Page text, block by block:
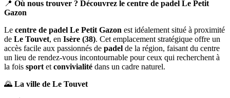
📍 Où nous trouver ? Découvrez le centre de padel Le Petit
Gazon
Le centre de padel Le Petit Gazon est idéalement situé à proximité
de Le Touvet, en Isère (38). Cet emplacement stratégique offre un
accès facile aux passionnés de padel de la région, faisant du centre
un lieu de rendez-vous incontournable pour ceux qui recherchent à
la fois sport et convivialité dans un cadre naturel.
🌄 La ville de Le Touvet